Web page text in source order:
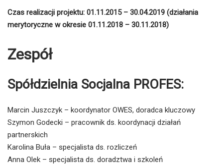
Czas realizacji projektu: 01.11.2015 – 30.04.2019 (działania
merytoryczne w okresie 01.11.2018 – 30.11.2018)
Zespół
Spółdzielnia Socjalna PROFES:
Marcin Juszczyk – koordynator OWES, doradca kluczowy
Szymon Godecki – pracownik ds. koordynacji działań
partnerskich
Karolina Buła – specjalista ds. rozliczeń
Anna Olek – specjalista ds. doradztwa i szkoleń